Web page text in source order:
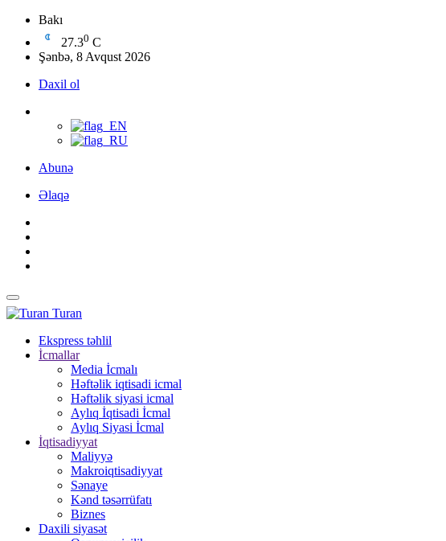
Bakı
27.30 C
Şənbə, 8 Avqust 2026
Daxil ol
Abunə
Əlaqə
Turan
Ekspress təhlil
İcmallar
Media İcmalı
Həftəlik iqtisadi icmal
Həftəlik siyasi icmal
Aylıq İqtisadi İcmal
Aylıq Siyasi İcmal
İqtisadiyyat
Maliyyə
Makroiqtisadiyyat
Sənaye
Kənd təsərrüfatı
Biznes
Daxili siyasət